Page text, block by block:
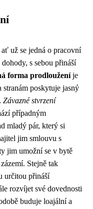
už se jedná o pracovní
s sebou přináší
forma prodlouženíje
poskytuje jasný
Závazné stvrzení
případným
mladý pár, který si
jim smlouvu s
jim umožní se v bytě
Stejně tak
určitou přináší
rozvíjet své dovednosti
buduje loajální a